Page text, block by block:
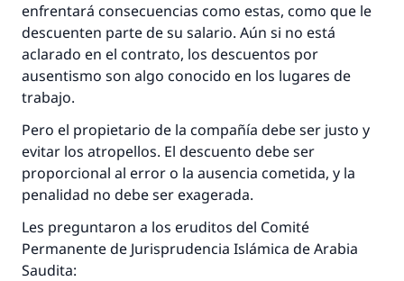
enfrentará consecuencias como estas, como que le
descuenten parte de su salario. Aún si no está
aclarado en el contrato, los descuentos por
ausentismo son algo conocido en los lugares de
trabajo.
Pero el propietario de la compañía debe ser justo y
evitar los atropellos. El descuento debe ser
proporcional al error o la ausencia cometida, y la
penalidad no debe ser exagerada.
Les preguntaron a los eruditos del Comité
Permanente de Jurisprudencia Islámica de Arabia
Saudita:
La respuesta no. 110845 salvó un
matrimonio.
Desde la Q hasta la A, su contribución ayuda a